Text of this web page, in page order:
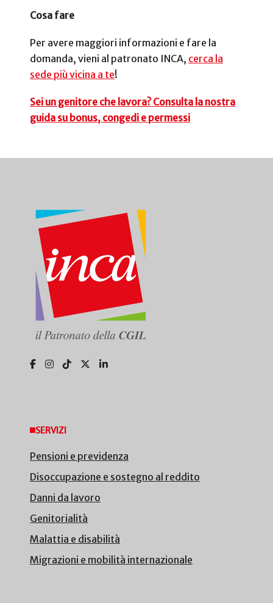
Cosa fare
Per avere maggiori informazioni e fare la
domanda, vieni al patronato INCA, cerca la
sede più vicina a te!
Sei un genitore che lavora? Consulta la nostra
guida su bonus, congedi e permessi
SERVIZI
Pensioni e previdenza
Disoccupazione e sostegno al reddito
Danni da lavoro
Genitorialità
Malattia e disabilità
Migrazioni e mobilità internazionale